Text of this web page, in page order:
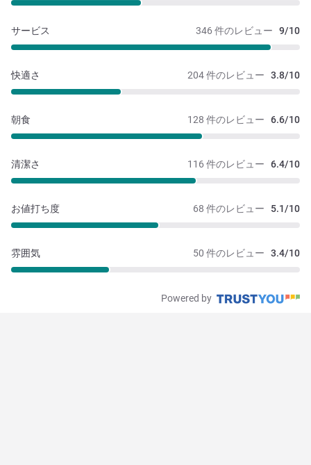
346 件のレビュー 9/10
サービス
204 件のレビュー 3.8/10
快適さ
128 件のレビュー 6.6/10
朝食
116 件のレビュー 6.4/10
清潔さ
68 件のレビュー 5.1/10
お値打ち度
50 件のレビュー 3.4/10
雰囲気
Powered by